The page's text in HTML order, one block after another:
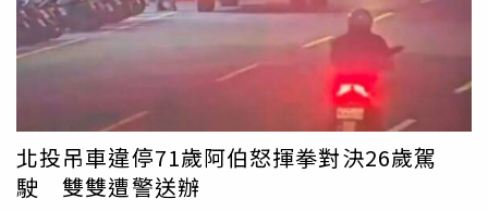
及。立法院衛環委員會今日邀請衛福部長石崇良就食安議題
進行專案報告，並通過臨時動議，要求相關官員負起政治責
任。對此，民進黨表示，總統賴清德已於日前表示，對於食
安問題沒有妥協空間，該咎責就咎責，當務之急是讓能夠安
心的買到安全的食品。食安不分藍綠黨派，也呼籲在野黨不
用拿食安來做政治攻擊，這無助於解決問題。
北投吊車違停71歲阿伯怒揮拳對決26歲駕
駛 雙雙遭警送辦